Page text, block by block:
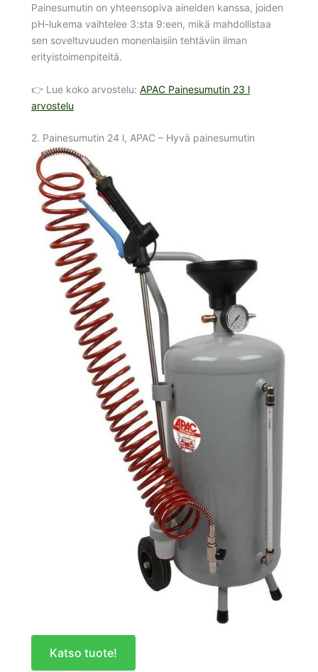
Painesumutin on yhteensopiva aineiden kanssa, joiden
pH-lukema vaihtelee 3:sta 9:een, mikä mahdollistaa
sen soveltuvuuden monenlaisiin tehtäviin ilman
erityistoimenpiteitä.
👉 Lue koko arvostelu: APAC Painesumutin 23 l
arvostelu
2. Painesumutin 24 l, APAC – Hyvä painesumutin
Katso tuote!